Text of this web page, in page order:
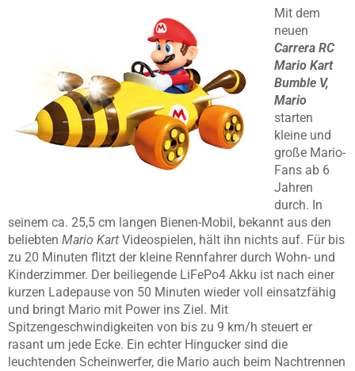
Mit dem
neuen
Carrera RC
Mario Kart
Bumble V,
Mario
starten
kleine und
große Mario-
Fans ab 6
Jahren
durch. In
seinem ca. 25,5 cm langen Bienen-Mobil, bekannt aus den
beliebten Mario Kart Videospielen, hält ihn nichts auf. Für bis
zu 20 Minuten flitzt der kleine Rennfahrer durch Wohn- und
Kinderzimmer. Der beiliegende LiFePo4 Akku ist nach einer
kurzen Ladepause von 50 Minuten wieder voll einsatzfähig
und bringt Mario mit Power ins Ziel. Mit
Spitzengeschwindigkeiten von bis zu 9 km/h steuert er
rasant um jede Ecke. Ein echter Hingucker sind die
leuchtenden Scheinwerfer, die Mario auch beim Nachtrennen